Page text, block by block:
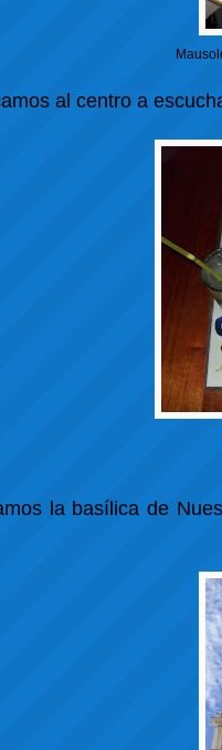
al centro a
la basílica de